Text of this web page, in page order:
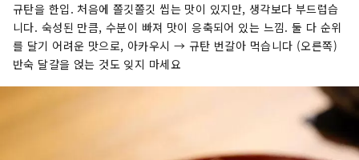
규탄을 한입. 처음에 쫄깃쫄깃 씹는 맛이 있지만, 생각보다 부드럽습
니다. 숙성된 만큼, 수분이 빠져 맛이 응축되어 있는 느낌. 둘 다 순위
를 달기 어려운 맛으로, 아카우시 → 규탄 번갈아 먹습니다 (오른쪽)
반숙 달걀을 얹는 것도 잊지 마세요